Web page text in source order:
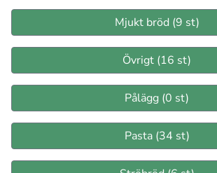
Mjukt bröd (9 st)
Övrigt (16 st)
Pålägg (0 st)
Pasta (34 st)